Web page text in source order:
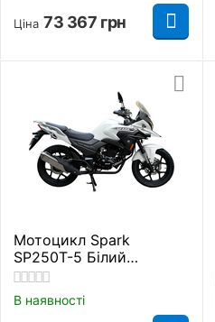
Ціна 73 367 грн
Мотоцикл Spark
SP250T-5 Білий
Дорожній
В наявності